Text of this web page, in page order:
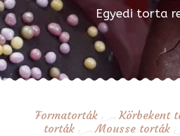
Egyedi torta
Formatorták Körbekent
torták
Mousse torták